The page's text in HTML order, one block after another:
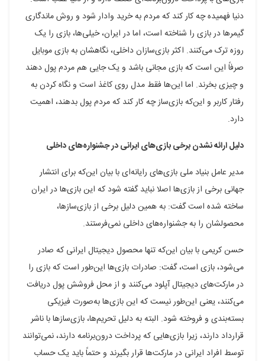
دنیا فهمیده چه کار کند که مردم به خرید وادار شود و روش ماندگاری
گیمرها در بازی را شناخته است، اما در ایران، خیلی‌ها، بازی را یک
روزه ترک می‌کنند. اکثر بازی‌سازان داخلی، نگاهشان به بازی موبایل
صرفاً این است که بازی مجانی باشد و یک جایی هم مردم پول دهند
و چیزی بخرند. اما این‌ها فقط مدل روی کاغذ است و نگاه کردن به
رفتار کاربر و این‌که بازی‌ساز چه کار کند که مردم پول بدهند، اهمیت
دارد.
دلیل ارائه نشدن برخی بازی‌های ایرانی در جشنواره‌های داخلی
مدیر عامل بنیاد ملی بازی‌های رایانه‌ای با بیان این‌که برای انتشار
جهانی برخی از بازی‌ها اصلا نباید گفته شود که این بازی‌ها در ایران
ساخته شده است گفت: به همین دلیل برخی از بازی‌سازها،
محصولشان را به جشنواره‌های داخلی نمی‌فرستند.
حسن کریمی با بیان این‌که تنها محصول دیجیتال ایرانی که صادر
می‌شود، بازی است، گفت: صادرات بازی‌ها این‌طور است که بازی را
در مارکت‌های دیجیتال آپلود می‌کنند و از محل فروشش پول دریافت
می‌کنند، یعنی این‌طور نیست که این بازی‌ها به‌صورت فیزیکی
بسته‌بندی و فروخته شود. البته به دلیل تحریم‌ها، بازی‌سازها با ناشر
قرارداد دارند، زیرا بازی‌هایی که پرداخت درون‌برنامه دارند، نمی‌توانند
توسط افراد ایرانی در مارکت‌ها قرار بگیرند و حتماً باید یک حساب